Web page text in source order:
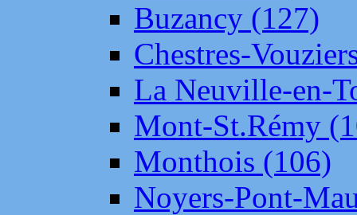
Buzancy (127)
Chestres-
La Neuville-en-
Mont-St.Rémy
Monthois (106)
Noyers-Pont-